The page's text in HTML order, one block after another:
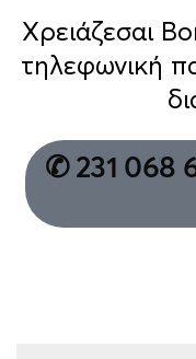
Χρειάζεσαι
τηλεφωνική
✆ 231 068